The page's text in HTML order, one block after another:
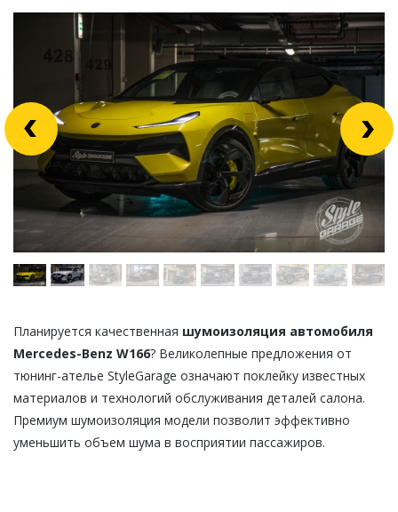
Планируется качественная шумоизоляция автомобиля
Mercedes-Benz W166? Великолепные предложения от
тюнинг-ателье StyleGarage означают поклейку известных
материалов и технологий обслуживания деталей салона.
Премиум шумоизоляция модели позволит эффективно
уменьшить объем шума в восприятии пассажиров.